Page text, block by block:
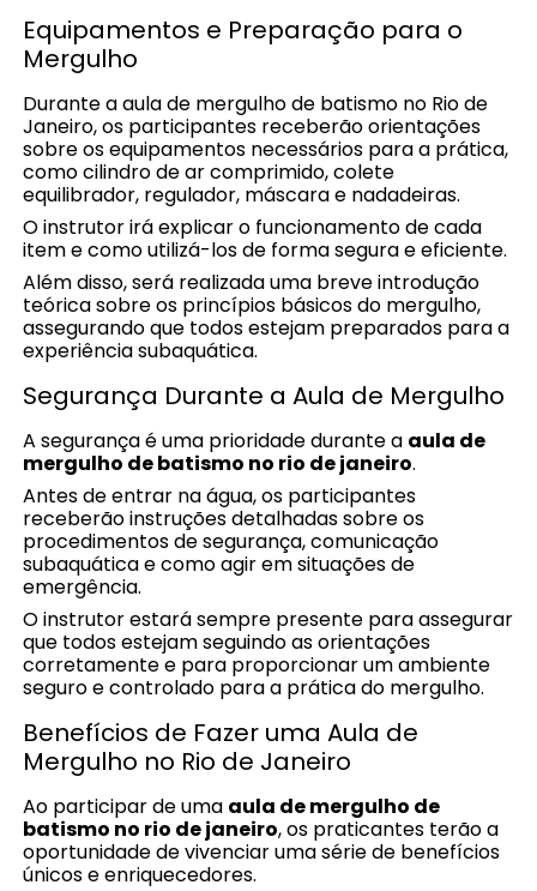
Equipamentos e Preparação para o
Mergulho
Durante a aula de mergulho de batismo no Rio de
Janeiro, os participantes receberão orientações
sobre os equipamentos necessários para a prática,
como cilindro de ar comprimido, colete
equilibrador, regulador, máscara e nadadeiras.
O instrutor irá explicar o funcionamento de cada
item e como utilizá-los de forma segura e eficiente.
Além disso, será realizada uma breve introdução
teórica sobre os princípios básicos do mergulho,
assegurando que todos estejam preparados para a
experiência subaquática.
Segurança Durante a Aula de Mergulho
A segurança é uma prioridade durante a aula de
mergulho de batismo no rio de janeiro.
Antes de entrar na água, os participantes
receberão instruções detalhadas sobre os
procedimentos de segurança, comunicação
subaquática e como agir em situações de
emergência.
O instrutor estará sempre presente para assegurar
que todos estejam seguindo as orientações
corretamente e para proporcionar um ambiente
seguro e controlado para a prática do mergulho.
Benefícios de Fazer uma Aula de
Mergulho no Rio de Janeiro
Ao participar de uma aula de mergulho de
batismo no rio de janeiro, os praticantes terão a
oportunidade de vivenciar uma série de benefícios
únicos e enriquecedores.